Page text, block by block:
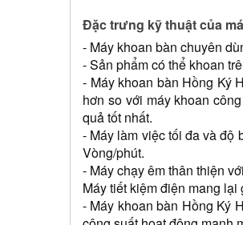
Đặc trưng kỹ thuật của
- Máy khoan bàn chuyên
- Sản phẩm có thể khoan
- Máy khoan bàn Hồng Ký
hơn so với máy khoan
quả tốt nhất.
- Máy làm việc tối đa và độ
Vòng/phút.
- Máy chạy êm thân thiện
Máy tiết kiệm điện mang
- Máy khoan bàn Hồng Ký